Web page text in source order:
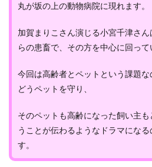
丸が坂の上の動物病院に現れます。
加賀まりこさん演じる小宮千津さ
らの患畜で、その方を中心に回って
今回は高齢者とペットという課題
どうペットを守り、
そのペットも高齢になった飼い主
うことが伝わるようなドラマにな
す。